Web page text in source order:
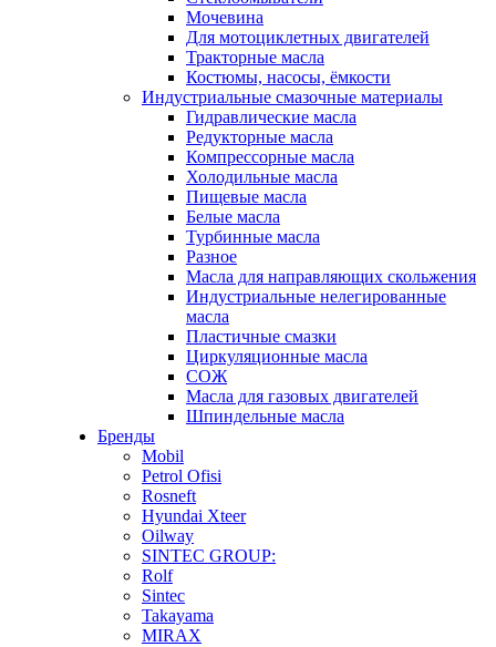
Мочевина
Для мотоциклетных двигателей
Тракторные масла
Костюмы, насосы, ёмкости
Индустриальные смазочные материалы
Гидравлические масла
Редукторные масла
Компрессорные масла
Холодильные масла
Пищевые масла
Белые масла
Турбинные масла
Разное
Масла для направляющих скольжения
Индустриальные нелегированные
масла
Пластичные смазки
Циркуляционные масла
СОЖ
Масла для газовых двигателей
Шпиндельные масла
Бренды
Mobil
Petrol Ofisi
Rosneft
Hyundai Xteer
Oilway
SINTEC GROUP:
Rolf
Sintec
Takayama
MIRAX